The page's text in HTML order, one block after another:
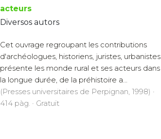
acteurs
Diversos autors
Cet ouvrage regroupant les contributions
d'archéologues, historiens, juristes, urbanistes
présente les monde rural et ses acteurs dans
la longue durée, de la préhistoire a...
(Presses universitaires de Perpignan, 1998) ·
414 pàg. · Gratuït